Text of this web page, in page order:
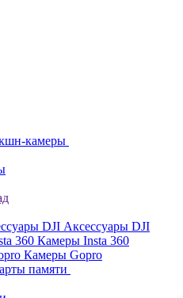
камеры
Аксессуары DJI
Камеры Insta 360
Камеры Gopro
памяти